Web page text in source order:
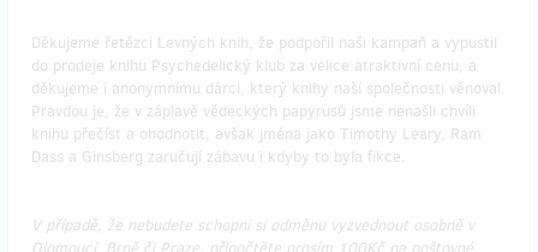
Děkujeme řetězci Levných knih, že podpořil naši kampaň a vypustil
do prodeje knihu Psychedelický klub za velice atraktivní cenu, a
děkujeme i anonymnímu dárci, který knihy naší společnosti věnoval.
Pravdou je, že v záplavě vědeckých papyrusů jsme nenašli chvíli
knihu přečíst a ohodnotit, avšak jména jako Timothy Leary, Ram
Dass a Ginsberg zaručují zábavu i kdyby to byla fikce.
V případě, že nebudete schopni si odměnu vyzvednout osobně v
Olomouci, Brně či Praze, připočtěte prosím 100Kč na poštovné.